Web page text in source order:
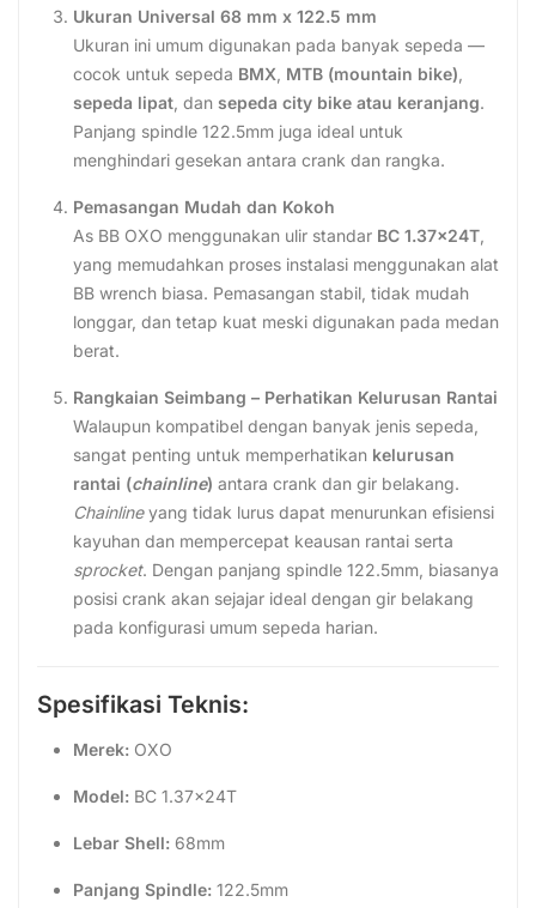
Ukuran Universal 68 mm x 122.5 mm
Ukuran ini umum digunakan pada banyak sepeda —
cocok untuk sepeda BMX MTB (mountain bike)
sepeda lipat , dan sepeda city bike atau keranjang.
Panjang spindle 122.5mm juga ideal untuk
menghindari gesekan antara crank dan rangka.
Pemasangan Mudah dan Kokoh
As BB OXO menggunakan ulir standar BC 1.37x24T
yang memudahkan proses instalasi menggunakan alat
BB wrench biasa. Pemasangan stabil, tidak mudah
longgar, dan tetap kuat meski digunakan pada medan
berat.
Rangkaian Seimbang – Perhatikan Kelurusan Rantai
Walaupun kompatibel dengan banyak jenis sepeda,
sangat penting untuk memperhatikan kelurusan
rantai (chainline) antara crank dan gir belakang.
Chainlineyang tidak lurus dapat menurunkan efisiensi
kayuhan dan mempercepat keausan rantai serta
sprocket. Dengan panjang spindle 122.5mm, biasanya
posisi crank akan sejajar ideal dengan gir belakang
pada konfigurasi umum sepeda harian.
Spesifikasi Teknis:
Merek: OXO
Model: BC 1.37x24T
Lebar Shell: 68mm
Panjang Spindle: 122.5mm